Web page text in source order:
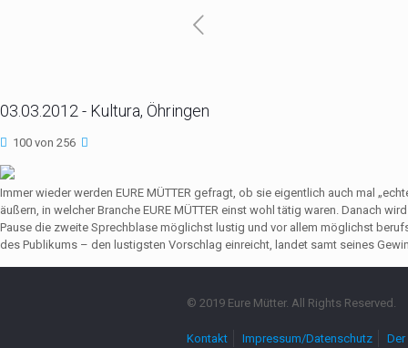
03.03.2012 - Kultura, Öhringen
100 von 256
Immer wieder werden EURE MÜTTER gefragt, ob sie eigentlich auch mal
äußern, in welcher Branche EURE MÜTTER einst wohl tätig waren. Danach
Pause die zweite Sprechblase möglichst lustig und vor allem möglichst
des Publikums – den lustigsten Vorschlag einreicht, landet samt seines
© 2019 Eure Mütter. All Rights Reserved.
Kontakt Impressum/Datenschutz